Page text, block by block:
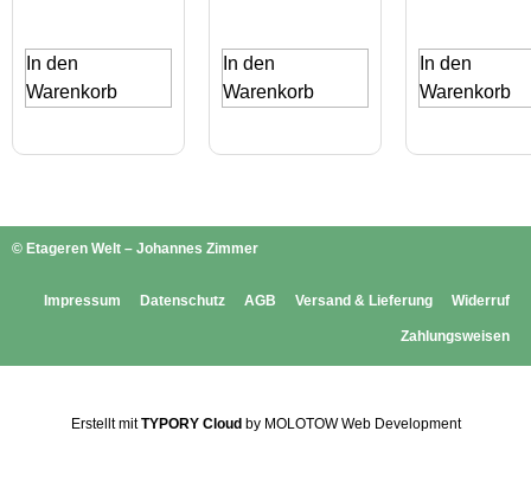
In den
Warenkorb
In den
Warenkorb
In den
Warenkorb
© Etageren Welt – Johannes Zimmer
Impressum Datenschutz AGB Versand & Lieferung Widerruf
Zahlungsweisen
Erstellt mitTYPORY Cloudby MOLOTOW Web Development